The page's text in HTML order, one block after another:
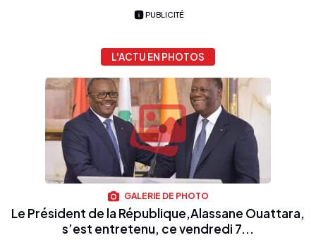
PUBLICITÉ
L'ACTU EN PHOTOS
GALERIE DE PHOTO
Le Président de la République,Alassane Ouattara,
s’est entretenu, ce vendredi 7...